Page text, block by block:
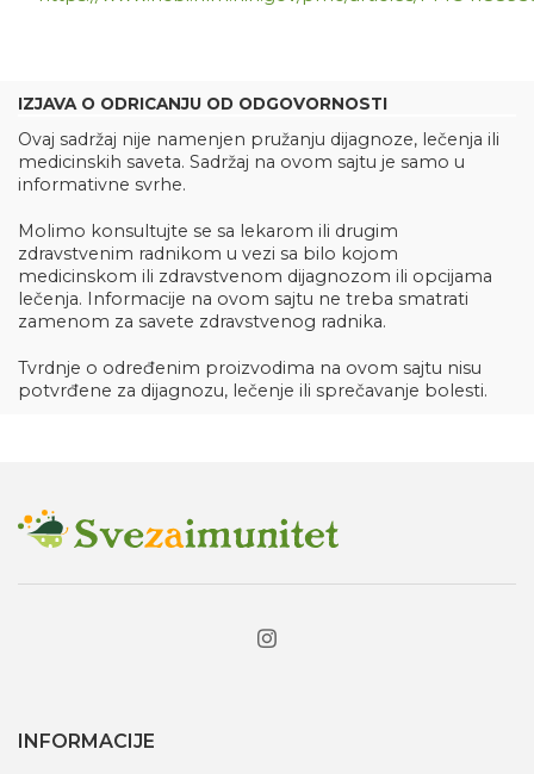
IZJAVA O ODRICANJU OD ODGOVORNOSTI
Ovaj sadržaj nije namenjen pružanju dijagnoze, lečenja ili
medicinskih saveta. Sadržaj na ovom sajtu je samo u
informativne svrhe.
Molimo konsultujte se sa lekarom ili drugim
zdravstvenim radnikom u vezi sa bilo kojom
medicinskom ili zdravstvenom dijagnozom ili opcijama
lečenja. Informacije na ovom sajtu ne treba smatrati
zamenom za savete zdravstvenog radnika.
Tvrdnje o određenim proizvodima na ovom sajtu nisu
potvrđene za dijagnozu, lečenje ili sprečavanje bolesti.
INFORMACIJE